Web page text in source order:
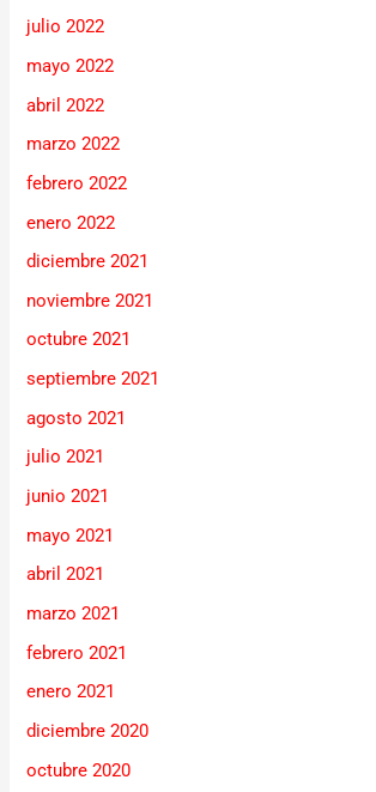
julio 2022
mayo 2022
abril 2022
marzo 2022
febrero 2022
enero 2022
diciembre 2021
noviembre 2021
octubre 2021
septiembre 2021
agosto 2021
julio 2021
junio 2021
mayo 2021
abril 2021
marzo 2021
febrero 2021
enero 2021
diciembre 2020
octubre 2020